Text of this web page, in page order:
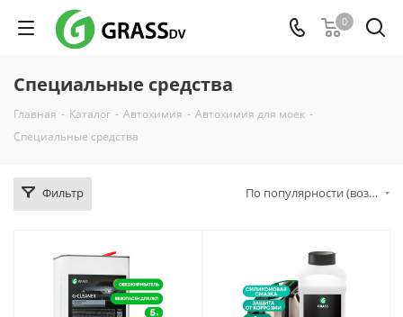
0
Специальные средства
Главная - Каталог - Автохимия - Автохимия для моек -
Специальные средства
Фильтр По популярности (возрастание)